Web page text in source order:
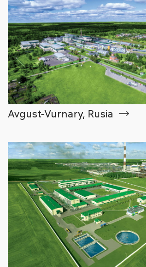
Avgust-Vurnary, Rusia